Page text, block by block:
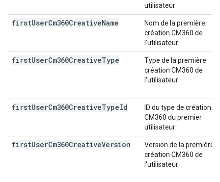
utilisateur
firstUserCm360CreativeName
Nom de la première
création CM360 de
l'utilisateur
firstUserCm360CreativeType
Type de la première
création CM360 de
l'utilisateur
firstUserCm360CreativeTypeId
ID du type de création
CM360 du premier
utilisateur
firstUserCm360CreativeVersion
Version de la première
création CM360 de
l'utilisateur